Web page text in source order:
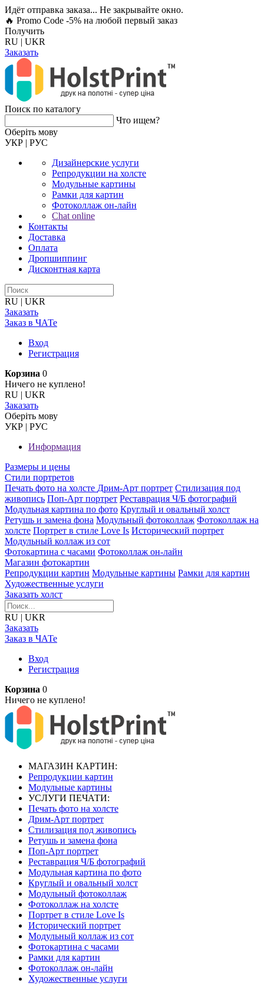
Идёт отправка заказа... Не закрывайте окно.
🔥 Promo Code -5% на любой первый заказ
Получить
RU | UKR
Заказать
Поиск по каталогу
Что ищем?
Оберiть мову
УКР | РУС
Дизайнерские услуги
Репродукции на холсте
Модульные картины
Рамки для картин
Фотоколлаж он-лайн
Chat online
Контакты
Доставка
Оплата
Дропшиппинг
Дисконтная карта
RU | UKR
Заказать
Заказ в ЧАТе
Вход
Регистрация
Корзина 0
Ничего не куплено!
RU | UKR
Заказать
Оберiть мову
УКР | РУС
Информация
Размеры и цены
Стили портретов
Печать фото на холсте Дрим-Арт портрет Стилизация под
живопись Поп-Арт портрет Реставрация Ч/Б фотографий
Модульная картина по фото Круглый и овальный холст
Ретушь и замена фона Модульный фотоколлаж Фотоколлаж на
холсте Портрет в стиле Love Is Исторический портрет
Модульный коллаж из сот
Фотокартина с часами Фотоколлаж он-лайн
Магазин фотокартин
Репродукции картин Модульные картины Рамки для картин
Художественные услуги
Заказать холст
RU | UKR
Заказать
Заказ в ЧАТе
Вход
Регистрация
Корзина 0
Ничего не куплено!
МАГАЗИН КАРТИН:
Репродукции картин
Модульные картины
УСЛУГИ ПЕЧАТИ:
Печать фото на холсте
Дрим-Арт портрет
Стилизация под живопись
Ретушь и замена фона
Поп-Арт портрет
Реставрация Ч/Б фотографий
Модульная картина по фото
Круглый и овальный холст
Модульный фотоколлаж
Фотоколлаж на холсте
Портрет в стиле Love Is
Исторический портрет
Модульный коллаж из сот
Фотокартина с часами
Рамки для картин
Фотоколлаж он-лайн
Художественные услуги